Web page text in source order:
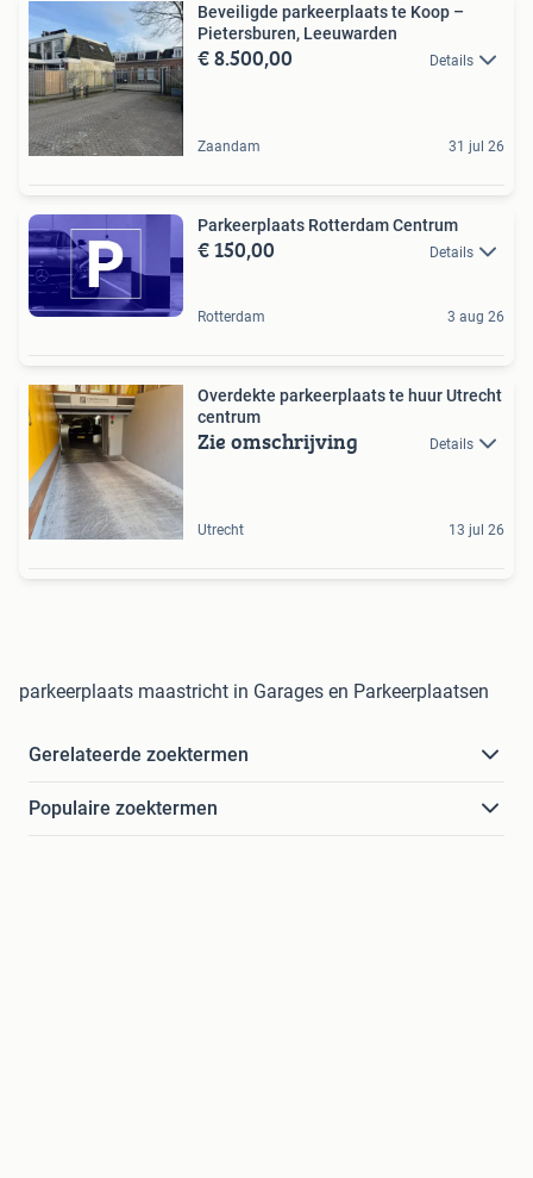
Beveiligde parkeerplaats te Koop –
Pietersburen, Leeuwarden
€ 8.500,00 Details
Zaandam 31 jul 26
Parkeerplaats Rotterdam Centrum
€ 150,00 Details
Rotterdam 3 aug 26
Overdekte parkeerplaats te huur Utrecht
centrum
Zie omschrijving Details
Utrecht 13 jul 26
parkeerplaats maastricht in Garages en Parkeerplaatsen
Gerelateerde zoektermen
Populaire zoektermen